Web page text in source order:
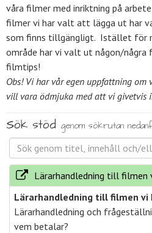
våra filmer med inriktning på
filmer vi har valt att lägga ut har
som finns tillgängligt. Istället för
område har vi valt ut någon/några
filmtips!
Obs! Vi har vår egen uppfattning om
vill vara ödmjuka med att vi givetvis
Sök stöd genom sökrutan
Lärarhandledning till filmen vi
Lärarhandledning och
vem betalar?